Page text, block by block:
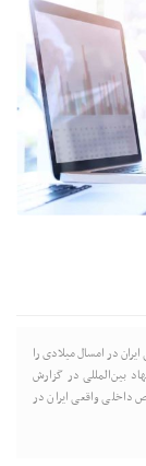
در امسال میلادی را
بین‌المللی در گزارش
داخلی واقعی ایران در